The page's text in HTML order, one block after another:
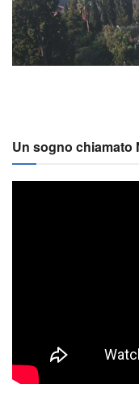
Un sogno chiamato